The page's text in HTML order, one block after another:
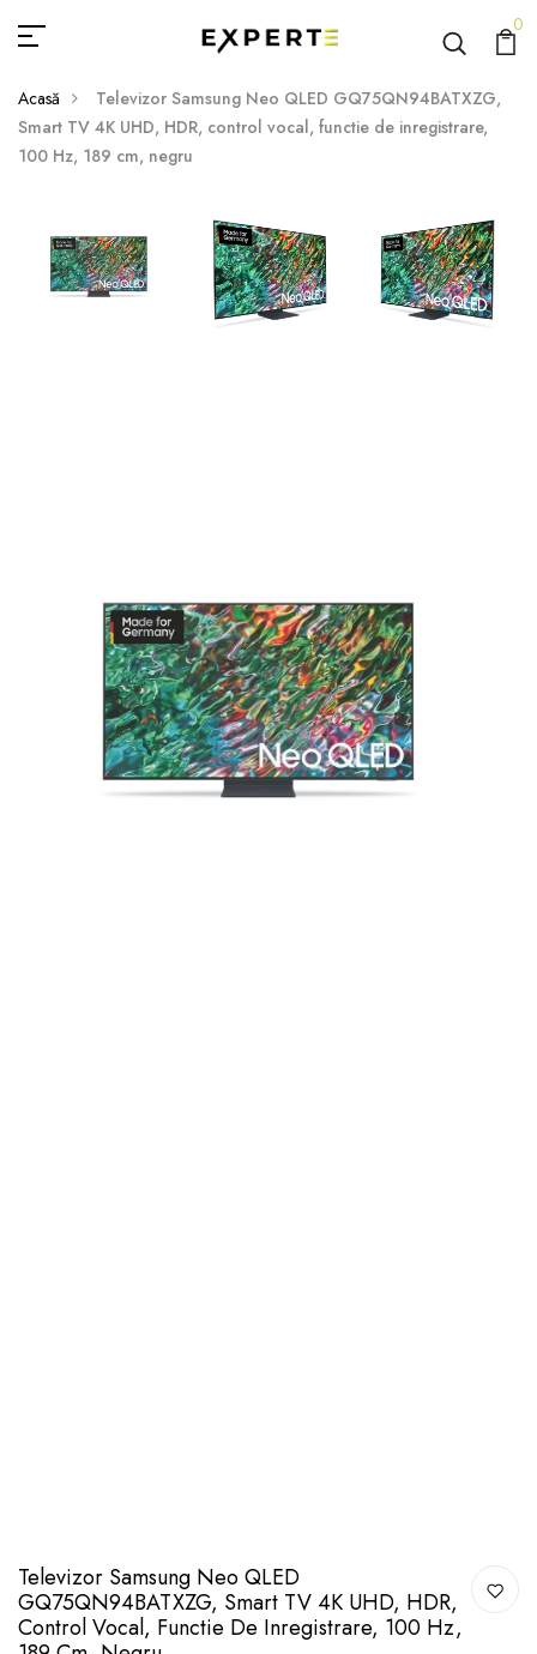
0
Acasă
Televizor Samsung Neo QLED GQ75QN94BATXZG,
Smart TV 4K UHD, HDR, control vocal, functie de inregistrare,
100 Hz, 189 cm, negru
Televizor Samsung Neo QLED
GQ75QN94BATXZG, Smart TV 4K UHD, HDR,
Control Vocal, Functie De Inregistrare, 100 Hz,